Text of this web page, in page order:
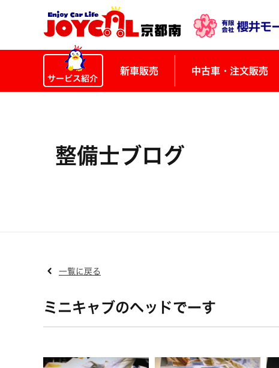
新車販売 中古車・注文販売
整備士ブログ
一覧に戻る
ミニキャブのヘッドでーす